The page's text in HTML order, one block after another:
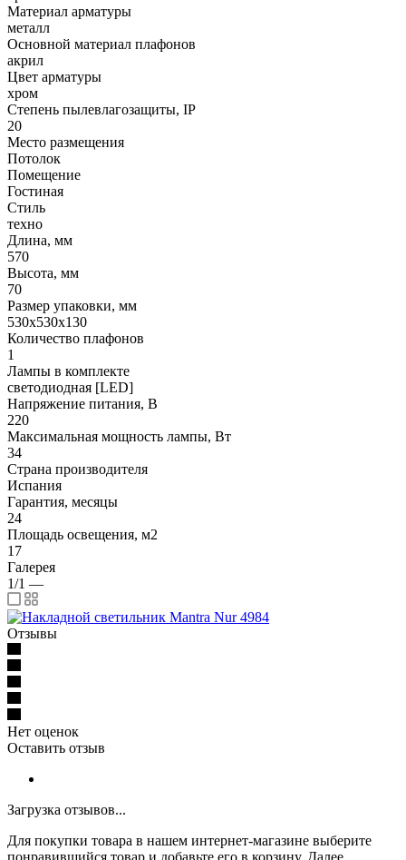
Материал арматуры
металл
Основной материал плафонов
акрил
Цвет арматуры
хром
Степень пылевлагозащиты, IP
20
Место размещения
Потолок
Помещение
Гостиная
Стиль
техно
Длина, мм
570
Высота, мм
70
Размер упаковки, мм
530x530x130
Количество плафонов
1
Лампы в комплекте
светодиодная [LED]
Напряжение питания, В
220
Максимальная мощность лампы, Вт
34
Страна производителя
Испания
Гарантия, месяцы
24
Площадь освещения, м2
17
Галерея
1/1 —
Отзывы
Нет оценок
Оставить отзыв
Загрузка отзывов...
Для покупки товара в нашем интернет-магазине выберите
понравившийся товар и добавьте его в корзину. Далее